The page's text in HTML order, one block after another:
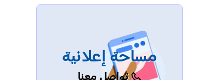
مساحة إعلانية
تواصل معنا